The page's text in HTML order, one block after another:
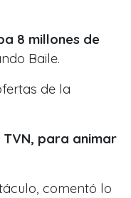
8 millones de
Baile.
de la
para animar
comentó lo